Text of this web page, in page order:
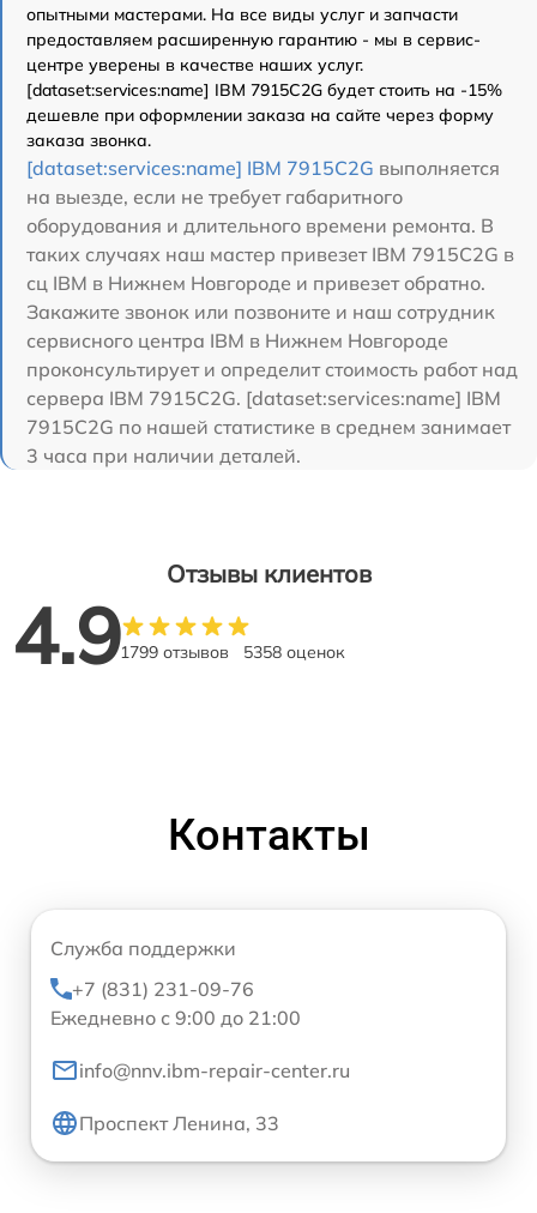
опытными мастерами. На все виды услуг и запчасти
предоставляем расширенную гарантию - мы в сервис-
центре уверены в качестве наших услуг.
[dataset:services:name] IBM 7915C2G будет стоить на -15%
дешевле при оформлении заказа на сайте через форму
заказа звонка.
[dataset:services:name] IBM 7915C2G выполняется
на выезде, если не требует габаритного
оборудования и длительного времени ремонта. В
таких случаях наш мастер привезет IBM 7915C2G в
сц IBM в Нижнем Новгороде и привезет обратно.
Закажите звонок или позвоните и наш сотрудник
сервисного центра IBM в Нижнем Новгороде
проконсультирует и определит стоимость работ над
сервера IBM 7915C2G. [dataset:services:name] IBM
7915C2G по нашей статистике в среднем занимает
3 часа при наличии деталей.
Отзывы клиентов
4.91799 отзывов 5358 оценок
Контакты
Служба поддержки
+7 (831) 231-09-76
Ежедневно с 9:00 до 21:00
info@nnv.ibm-repair-center.ru
Проспект Ленина, 33